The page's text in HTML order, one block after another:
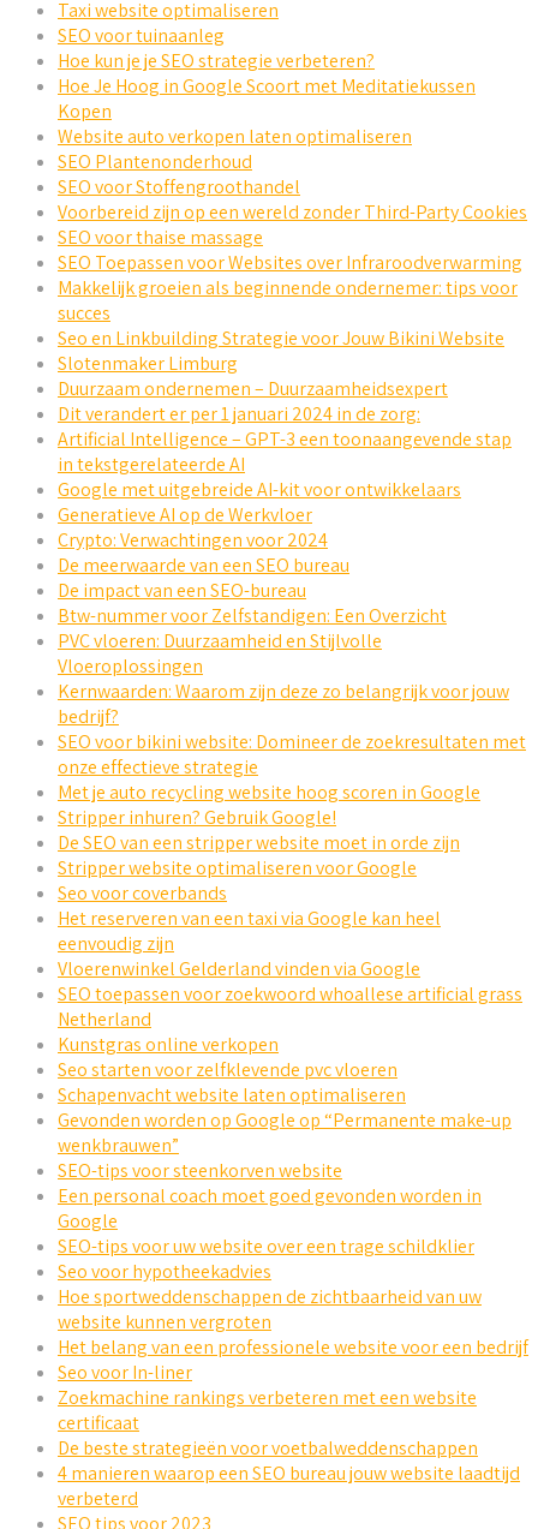
Taxi website optimaliseren
SEO voor tuinaanleg
Hoe kun je je SEO strategie verbeteren?
Hoe Je Hoog in Google Scoort met Meditatiekussen
Kopen
Website auto verkopen laten optimaliseren
SEO Plantenonderhoud
SEO voor Stoffengroothandel
Voorbereid zijn op een wereld zonder Third-Party Cookies
SEO voor thaise massage
SEO Toepassen voor Websites over Infraroodverwarming
Makkelijk groeien als beginnende ondernemer: tips voor
succes
Seo en Linkbuilding Strategie voor Jouw Bikini Website
Slotenmaker Limburg
Duurzaam ondernemen – Duurzaamheidsexpert
Dit verandert er per 1 januari 2024 in de zorg:
Artificial Intelligence – GPT-3 een toonaangevende stap
in tekstgerelateerde AI
Google met uitgebreide AI-kit voor ontwikkelaars
Generatieve AI op de Werkvloer
Crypto: Verwachtingen voor 2024
De meerwaarde van een SEO bureau
De impact van een SEO-bureau
Btw-nummer voor Zelfstandigen: Een Overzicht
PVC vloeren: Duurzaamheid en Stijlvolle
Vloeroplossingen
Kernwaarden: Waarom zijn deze zo belangrijk voor jouw
bedrijf?
SEO voor bikini website: Domineer de zoekresultaten met
onze effectieve strategie
Met je auto recycling website hoog scoren in Google
Stripper inhuren? Gebruik Google!
De SEO van een stripper website moet in orde zijn
Stripper website optimaliseren voor Google
Seo voor coverbands
Het reserveren van een taxi via Google kan heel
eenvoudig zijn
Vloerenwinkel Gelderland vinden via Google
SEO toepassen voor zoekwoord whoallese artificial grass
Netherland
Kunstgras online verkopen
Seo starten voor zelfklevende pvc vloeren
Schapenvacht website laten optimaliseren
Gevonden worden op Google op “Permanente make-up
wenkbrauwen”
SEO-tips voor steenkorven website
Een personal coach moet goed gevonden worden in
Google
SEO-tips voor uw website over een trage schildklier
Seo voor hypotheekadvies
Hoe sportweddenschappen de zichtbaarheid van uw
website kunnen vergroten
Het belang van een professionele website voor een bedrijf
Seo voor In-liner
Zoekmachine rankings verbeteren met een website
certificaat
De beste strategieën voor voetbalweddenschappen
4 manieren waarop een SEO bureau jouw website laadtijd
verbeterd
SEO tips voor 2023